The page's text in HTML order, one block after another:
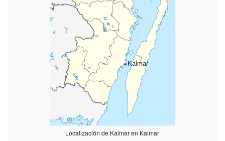
Kalmar
Localización de Kalmar en Kalmar